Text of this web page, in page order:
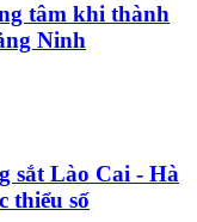
tâm khi thành
Ninh
sắt Lào Cai - Hà
thiểu số